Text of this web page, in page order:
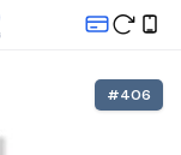
#406